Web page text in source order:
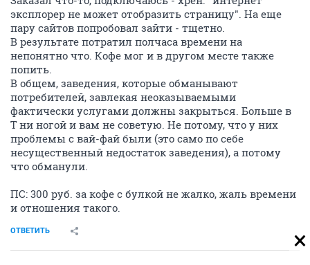
эксплорер не может отобразить страницу". На еще
пару сайтов попробовал зайти - тщетно.
В результате потратил полчаса времени на
непонятно что. Кофе мог и в другом месте также
попить.
В общем, заведения, которые обманывают
потребителей, завлекая неоказываемыми
фактически услугами должны закрыться. Больше в
Т ни ногой и вам не советую. Не потому, что у них
проблемы с вай-фай были (это само по себе
несущественный недостаток заведения), а потому
что обманули.
ПС: 300 руб. за кофе с булкой не жалко, жаль времени
и отношения такого.
ОТВЕТИТЬ